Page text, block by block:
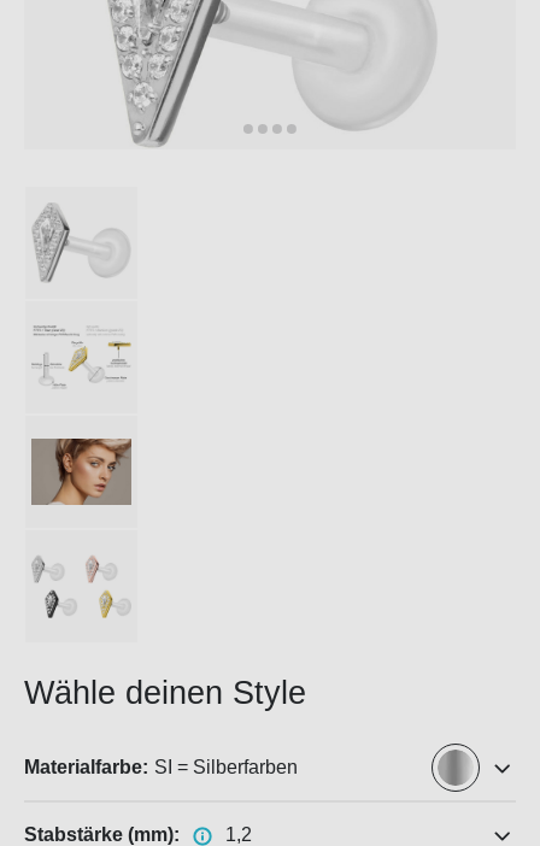
Wähle deinen Style
Materialfarbe: SI = Silberfarben
Stabstärke (mm): 1,2